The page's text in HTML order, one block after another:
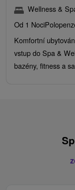
Wellness &
Od 1 Noci
Komfortní
vstup do Spa &
bazény, fitness a